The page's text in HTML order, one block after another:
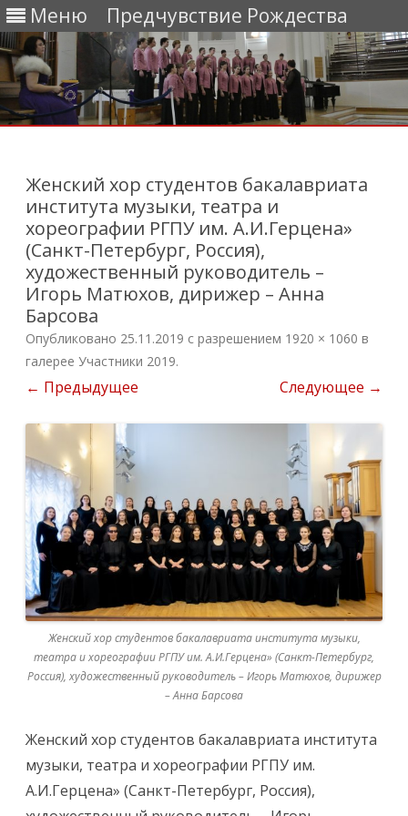
Меню Предчувствие Рождества
Женский хор студентов бакалавриата
института музыки, театра и
хореографии РГПУ им. А.И.Герцена»
(Санкт-Петербург, Россия),
художественный руководитель –
Игорь Матюхов, дирижер – Анна
Барсова
Опубликовано 25.11.2019 с разрешением 1920 × 1060 в
галерее Участники 2019.
← Предыдущее Следующее →
Женский хор студентов бакалавриата института музыки,
театра и хореографии РГПУ им. А.И.Герцена» (Санкт-Петербург,
Россия), художественный руководитель – Игорь Матюхов, дирижер
– Анна Барсова
Женский хор студентов бакалавриата института
музыки, театра и хореографии РГПУ им.
А.И.Герцена» (Санкт-Петербург, Россия),